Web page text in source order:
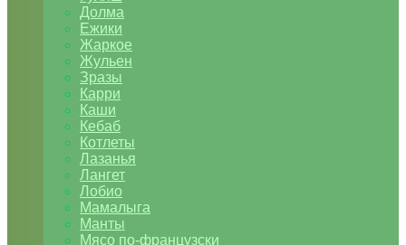
Долма
Ежики
Жаркое
Жульен
Зразы
Карри
Каши
Кебаб
Котлеты
Лазанья
Лангет
Лобио
Мамалыга
Манты
Мясо по-французски